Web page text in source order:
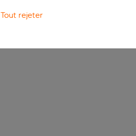
Tout rejeter